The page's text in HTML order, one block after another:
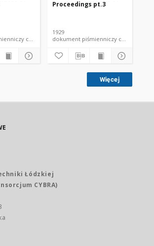
dokument piśmienniczy czasopismo
Proceedings pt.3
1929
dokument piśmienniczy czasopismo
Więcej
Łódzkiej
CYBRA)